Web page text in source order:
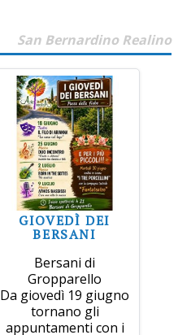
San Bernardino Realino
GIOVEDÌ DEI
BERSANI
Bersani di
Gropparello
Da giovedì 19 giugno
tornano gli
appuntamenti con i